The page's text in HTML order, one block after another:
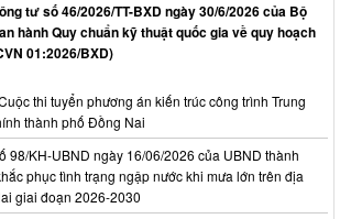
tư số 46/2026/TT-BXD ngày 30/6/2026 của Bộ
hành Quy chuẩn kỹ thuật quốc gia về quy hoạch
01:2026/BXD)
thi tuyển phương án kiến trúc công trình Trung
thành phố Đồng Nai
98/KH-UBND ngày 16/06/2026 của UBND thành
phục tình trạng ngập nước khi mưa lớn trên địa
giai đoạn 2026-2030